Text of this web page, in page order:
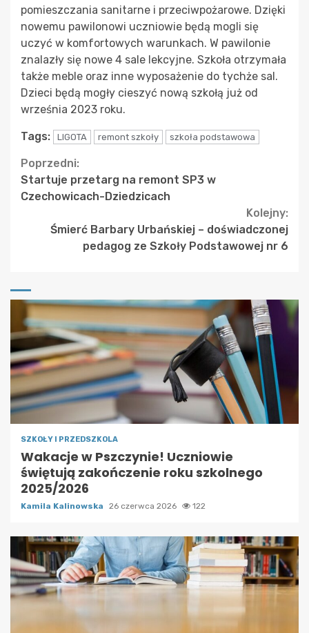
pomieszczania sanitarne i przeciwpożarowe. Dzięki
nowemu pawilonowi uczniowie będą mogli się
uczyć w komfortowych warunkach. W pawilonie
znalazły się nowe 4 sale lekcyjne. Szkoła otrzymała
także meble oraz inne wyposażenie do tychże sal.
Dzieci będą mogły cieszyć nową szkołą już od
września 2023 roku.
Tags: LIGOTA remont szkoły szkoła podstawowa
Continue
Reading
Poprzedni:
Startuje przetarg na remont SP3 w
Czechowicach-Dziedzicach
Kolejny:
Śmierć Barbary Urbańskiej – doświadczonej
pedagog ze Szkoły Podstawowej nr 6
SZKOŁY I PRZEDSZKOLA
Wakacje w Pszczynie! Uczniowie
świętują zakończenie roku szkolnego
2025/2026
Kamila Kalinowska 26 czerwca 2026 122